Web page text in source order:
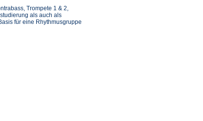
Trompete 1 & 2,
als auch als
für eine Rhythmusgruppe